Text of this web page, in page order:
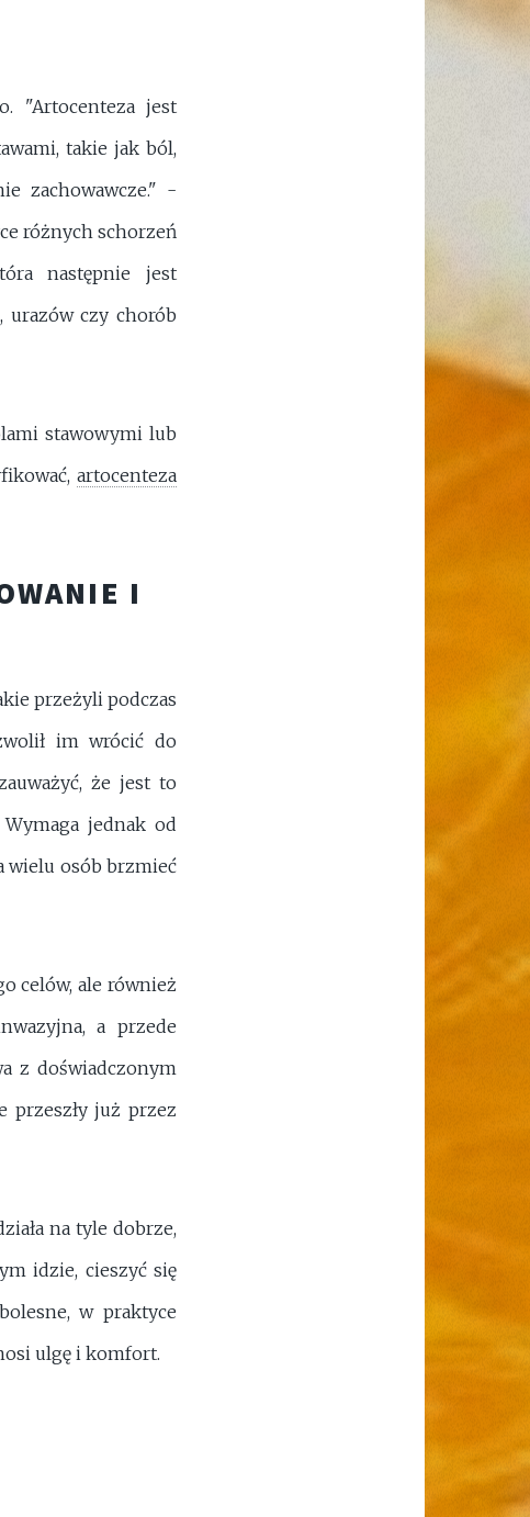
"Artocenteza jest
takie jak ból,
zachowawcze." -
różnych schorzeń
następnie jest
urazów czy chorób
stawowymi lub
artocenteza
I
przeżyli podczas
im wrócić do
że jest to
jednak od
wielu osób brzmieć
celów, ale również
a przede
z doświadczonym
przeszły już przez
na tyle dobrze,
idzie, cieszyć się
w praktyce
ulgę i komfort.